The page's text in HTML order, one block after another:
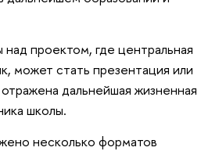
над проектом, где центральная
может стать презентация или
дальнейшая жизненная
школы.
несколько форматов